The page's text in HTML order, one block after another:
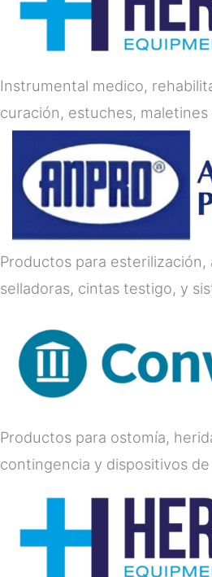
Instrumental medico,
curación, estuches, maletines
Productos para esterilización,
selladoras, cintas testigo, y
Productos para ostomía,
contingencia y dispositivos